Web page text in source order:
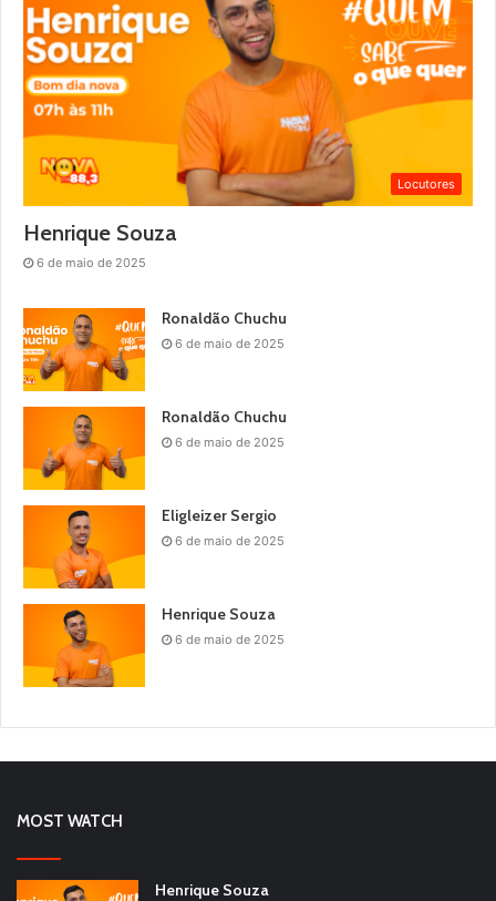
Locutores
Henrique Souza
6 de maio de 2025
Ronaldão Chuchu
6 de maio de 2025
Ronaldão Chuchu
6 de maio de 2025
Eligleizer Sergio
6 de maio de 2025
Henrique Souza
6 de maio de 2025
MOST WATCH
Henrique Souza